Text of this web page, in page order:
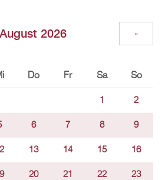
August 2026 »
Do Fr Sa So
1 2
6 7 8 9
13 14 15 16
20 21 22 23